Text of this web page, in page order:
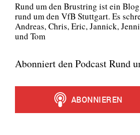
Rund um den Brust­ring ist ein
rund um den VfB Stutt­gart. Es
Andre­as, Chris, Eric, Jan­nick,
und Tom
Abonniert den Podcast Rund